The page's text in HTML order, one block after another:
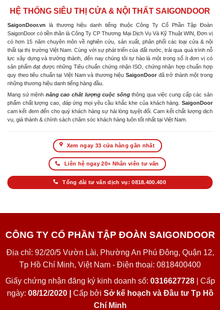
HỆ THỐNG SIÊU THỊ CỬA & NỘI THẤT SAIGONDOOR
SaigonDoor.vn là thương hiệu danh tiếng thuộc Công Ty Cổ Phần Tập Đoàn
SaigonDoor có tiền thân là Công Ty CP Thương Mại Dịch Vụ Và Kỹ Thuật WIN, Đơn vị
có hơn 15 năm chuyên môn về nghiên cứu, sản xuất, phân phối các loại cửa & nội
thất tại thị trường Việt Nam. Cùng với sự phát triển của đất nước, trải qua quá trình nỗ
lực xây dựng và trưởng thành, đến nay chúng tôi tự hào là một trong số ít đơn vị có
sản phẩm đạt được những Tiêu chuẩn chứng nhận ISO, chứng nhận hợp chuẩn hợp
quy theo tiêu chuẩn tại Việt Nam và thương hiệu SaigonDoor đã trở thành một trong
những thương hiệu danh tiếng hàng đầu.
Mang sứ mệnh nâng cao chất lượng cuộc sốngthông qua việc cung cấp các sản
phẩm chất lượng cao, đáp ứng mọi yêu cầu khắc khe của khách hàng. SaigonDoor
cam kết đem đến cho quý khách hàng sự hài lòng tuyệt đối. Cam kết chất lượng dịch
vụ, giá thành & chính sách chăm sóc khách hàng luôn tốt nhất tại Việt Nam.
Xem ngay 33 cửa hàng gần nhất
Liên hệ ngay 20+ Nhân viên tư vấn
Tổng đài tư vấn dịch vụ: 0818.400.400
CÔNG TY CỔ PHẦN TẬP ĐOÀN SAIGONDOOR
Địa chỉ: 92/20/5 Vườn Lài, Phường An Phú Đông, Quận 12,
Tp Hồ Chí Minh, Việt Nam - Điện thoại: 0818400400
Giấy chứng nhận đăng ký kinh doanh số: 0316627728| Cấp
ngày: 08/12/2020 | Cấp bởi Sở kế hoạch và Đầu tư Tp Hồ
Chí Minh